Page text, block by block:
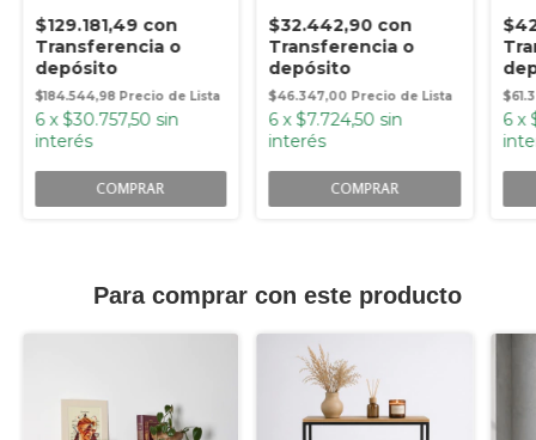
$184.544,98
$129.181,49 con
Transferencia o
depósito
6 x $30.757,50 sin
interés
COMPRAR
$46.347,00
$32.442,90 con
Transferencia o
depósito
6 x $7.724,50 sin
interés
COMPRAR
6 x
Para comprar con este producto